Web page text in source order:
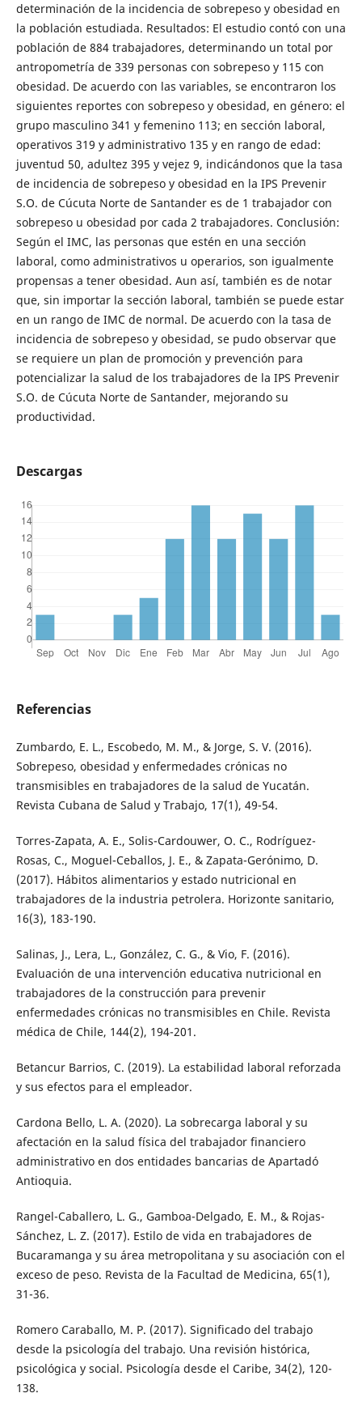
determinación de la incidencia de sobrepeso y obesidad en
la población estudiada. Resultados: El estudio contó con una
población de 884 trabajadores, determinando un total por
antropometría de 339 personas con sobrepeso y 115 con
obesidad. De acuerdo con las variables, se encontraron los
siguientes reportes con sobrepeso y obesidad, en género: el
grupo masculino 341 y femenino 113; en sección laboral,
operativos 319 y administrativo 135 y en rango de edad:
juventud 50, adultez 395 y vejez 9, indicándonos que la tasa
de incidencia de sobrepeso y obesidad en la IPS Prevenir
S.O. de Cúcuta Norte de Santander es de 1 trabajador con
sobrepeso u obesidad por cada 2 trabajadores. Conclusión:
Según el IMC, las personas que estén en una sección
laboral, como administrativos u operarios, son igualmente
propensas a tener obesidad. Aun así, también es de notar
que, sin importar la sección laboral, también se puede estar
en un rango de IMC de normal. De acuerdo con la tasa de
incidencia de sobrepeso y obesidad, se pudo observar que
se requiere un plan de promoción y prevención para
potencializar la salud de los trabajadores de la IPS Prevenir
S.O. de Cúcuta Norte de Santander, mejorando su
productividad.
Descargas
Referencias
Zumbardo, E. L., Escobedo, M. M., & Jorge, S. V. (2016).
Sobrepeso, obesidad y enfermedades crónicas no
transmisibles en trabajadores de la salud de Yucatán.
Revista Cubana de Salud y Trabajo, 17(1), 49-54.
Torres-Zapata, A. E., Solis-Cardouwer, O. C., Rodríguez-
Rosas, C., Moguel-Ceballos, J. E., & Zapata-Gerónimo, D.
(2017). Hábitos alimentarios y estado nutricional en
trabajadores de la industria petrolera. Horizonte sanitario,
16(3), 183-190.
Salinas, J., Lera, L., González, C. G., & Vio, F. (2016).
Evaluación de una intervención educativa nutricional en
trabajadores de la construcción para prevenir
enfermedades crónicas no transmisibles en Chile. Revista
médica de Chile, 144(2), 194-201.
Betancur Barrios, C. (2019). La estabilidad laboral reforzada
y sus efectos para el empleador.
Cardona Bello, L. A. (2020). La sobrecarga laboral y su
afectación en la salud física del trabajador financiero
administrativo en dos entidades bancarias de Apartadó
Antioquia.
Rangel-Caballero, L. G., Gamboa-Delgado, E. M., & Rojas-
Sánchez, L. Z. (2017). Estilo de vida en trabajadores de
Bucaramanga y su área metropolitana y su asociación con el
exceso de peso. Revista de la Facultad de Medicina, 65(1),
31-36.
Romero Caraballo, M. P. (2017). Significado del trabajo
desde la psicología del trabajo. Una revisión histórica,
psicológica y social. Psicología desde el Caribe, 34(2), 120-
138.